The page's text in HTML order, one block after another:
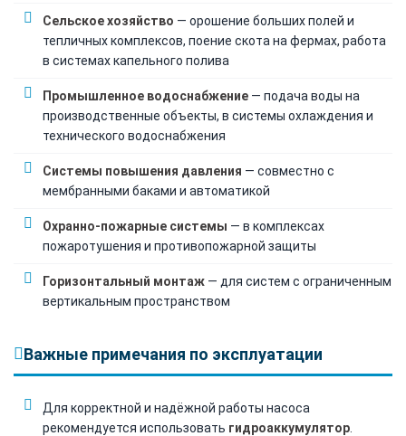
Сельское хозяйство — орошение больших полей и
тепличных комплексов, поение скота на фермах, работа
в системах капельного полива
Промышленное водоснабжение — подача воды на
производственные объекты, в системы охлаждения и
технического водоснабжения
Системы повышения давления — совместно с
мембранными баками и автоматикой
Охранно-пожарные системы — в комплексах
пожаротушения и противопожарной защиты
Горизонтальный монтаж — для систем с ограниченным
вертикальным пространством
Важные примечания по эксплуатации
Для корректной и надёжной работы насоса
рекомендуется использовать гидроаккумулятор